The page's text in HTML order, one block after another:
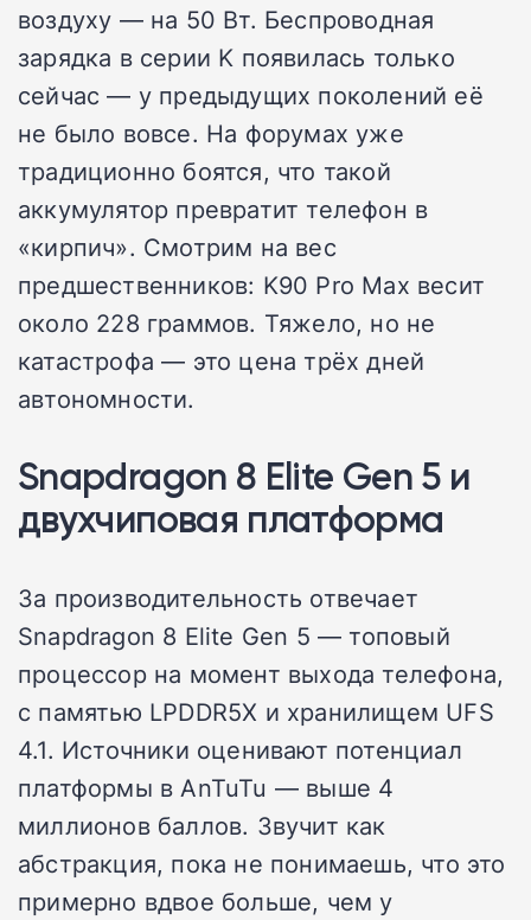
воздуху — на 50 Вт. Беспроводная
зарядка в серии K появилась только
сейчас — у предыдущих поколений её
не было вовсе. На форумах уже
традиционно боятся, что такой
аккумулятор превратит телефон в
«кирпич». Смотрим на вес
предшественников: K90 Pro Max весит
около 228 граммов. Тяжело, но не
катастрофа — это цена трёх дней
автономности.
Snapdragon 8 Elite Gen 5 и
двухчиповая платформа
За производительность отвечает
Snapdragon 8 Elite Gen 5 — топовый
процессор на момент выхода телефона,
с памятью LPDDR5X и хранилищем UFS
4.1. Источники оценивают потенциал
платформы в AnTuTu — выше 4
миллионов баллов. Звучит как
абстракция, пока не понимаешь, что это
примерно вдвое больше, чем у